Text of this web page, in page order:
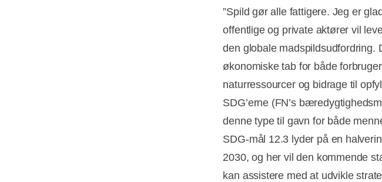
”Spild gør alle fattigere. Jeg er
offentlige og private aktører vil
den globale madspildsudfordring.
økonomiske tab for både
naturressourcer og bidrage til
SDG’erne (FN’s
denne type til gavn for både
SDG-mål 12.3 lyder på en
2030, og her vil den kommende
kan assistere med at udvikle